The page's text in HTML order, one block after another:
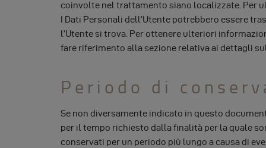
coinvolte nel trattamento siano localizzate. Per
I Dati Personali dell’Utente potrebbero essere
l’Utente si trova. Per ottenere ulteriori
fare riferimento alla sezione relativa ai dettagli
Periodo di
Se non diversamente indicato in questo
per il tempo richiesto dalla finalità per la quale
conservati per un periodo più lungo a causa di